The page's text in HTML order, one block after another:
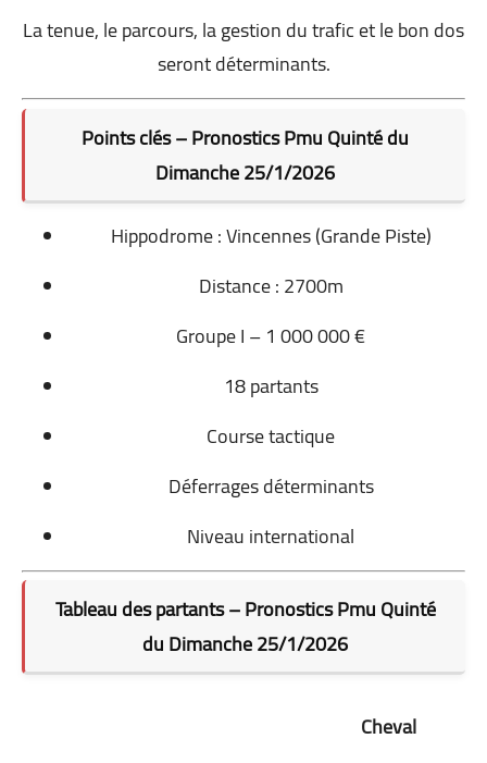
La tenue, le parcours, la gestion du trafic et le bon dos
seront déterminants.
Points clés – Pronostics Pmu Quinté du
Dimanche 25/1/2026
Hippodrome : Vincennes (Grande Piste)
Distance : 2700m
Groupe I – 1 000 000 €
18 partants
Course tactique
Déferrages déterminants
Niveau international
Tableau des partants – Pronostics Pmu Quinté
du Dimanche 25/1/2026
Cheval